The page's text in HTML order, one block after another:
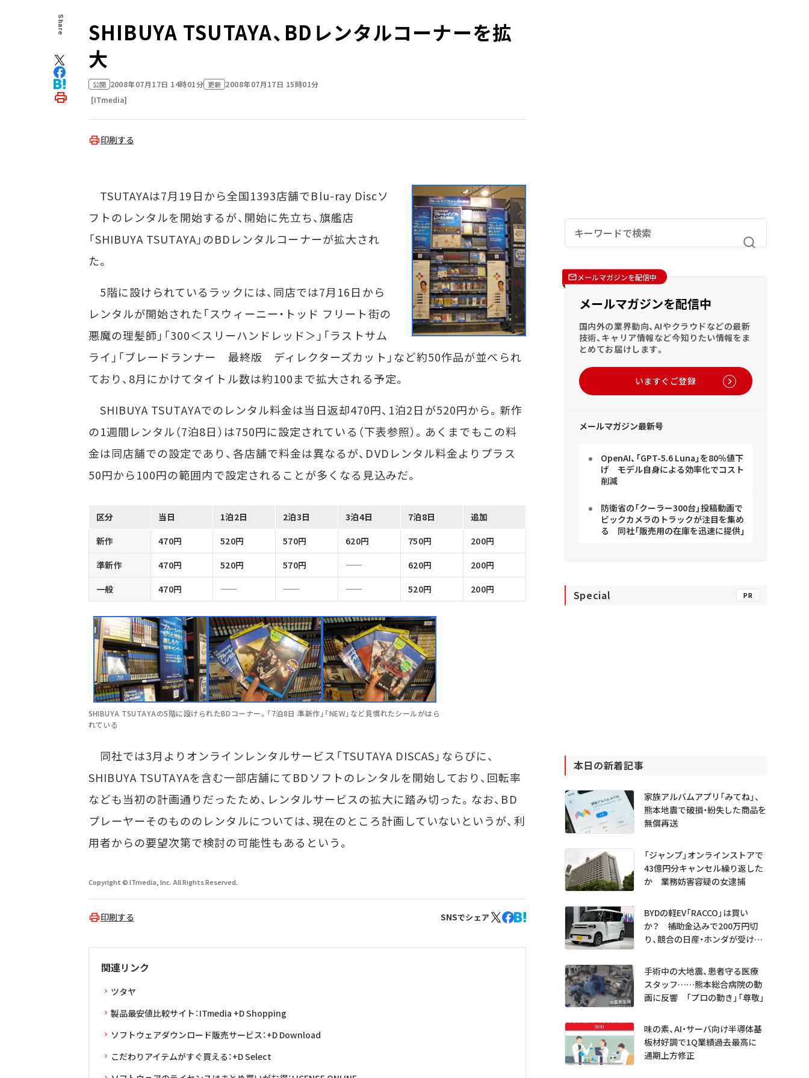
Share
SHIBUYA TSUTAYA、BDレンタルコーナーを拡
大
公開 2008年07月17日 14時01分 更新 2008年07月17日 15時01分
[ITmedia]
印刷する
TSUTAYAは7月19日から全国1393店舗でBlu-ray Discソ
フトのレンタルを開始するが、開始に先立ち、旗艦店
「SHIBUYA TSUTAYA」のBDレンタルコーナーが拡大され
た。
5階に設けられているラックには、同店では7月16日から
レンタルが開始された「スウィーニー・トッド フリート街の
悪魔の理髪師」「300＜スリーハンドレッド＞」「ラストサム
ライ」「ブレードランナー 最終版 ディレクターズカット」など約50作品が並べられ
ており、8月にかけてタイトル数は約100まで拡大される予定。
SHIBUYA TSUTAYAでのレンタル料金は当日返却470円、1泊2日が520円から。新作
の1週間レンタル（7泊8日）は750円に設定されている（下表参照）。あくまでもこの料
金は同店舗での設定であり、各店舗で料金は異なるが、DVDレンタル料金よりプラス
50円から100円の範囲内で設定されることが多くなる見込みだ。
区分 当日 1泊2日 2泊3日 3泊4日 7泊8日
追加
新作
470円 520円 570円 620円 750円
200円
準新作
470円 520円 570円 620円
200円
一般
470円 520円 200円
SHIBUYA TSUTAYAの5階に設けられたBDコーナー。「7泊8日 準新作」「NEW」など見慣れたシールがはら
れている
同社では3月よりオンラインレンタルサービス「TSUTAYA DISCAS」ならびに、
SHIBUYA TSUTAYAを含む一部店舗にてBDソフトのレンタルを開始しており、回転率
なども当初の計画通りだったため、レンタルサービスの拡大に踏み切った。なお、BD
プレーヤーそのもののレンタルについては、現在のところ計画していないというが、利
用者からの要望次第で検討の可能性もあるという。
Copyright © ITmedia, Inc. All Rights Reserved.
印刷する SNSでシェア
関連リンク
ツタヤ
製品最安値比較サイト：ITmedia +D Shopping
ソフトウェアダウンロード販売サービス：+D Download
こだわりアイテムがすぐ買える：+D Select
メールマガジンを配信中
メールマガジンを配信中
国内外の業界動向、AIやクラウドなどの最新
技術、キャリア情報など今知りたい情報をま
とめてお届けします。
いますぐご登録
メールマガジン最新号
OpenAI、「GPT-5.6 Luna」を80％値下
げ モデル自身による効率化でコスト
削減
防衛省の「クーラー300台」投稿動画で
ビックカメラのトラックが注目を集め
る 同社「販売用の在庫を迅速に提供」
Special PR
本日の新着記事
家族アルバムアプリ「みてね」、
熊本地震で破損・紛失した商品を
無償再送
「ジャンプ」オンラインストアで
43億円分キャンセル繰り返した
か 業務妨害容疑の女逮捕
BYDの軽EV「RACCO」は買い
か？ 補助金込みで200万円切
り、競合の日産・ホンダが受ける
手術中の大地震、患者守る医療
スタッフ……熊本総合病院の動
画に反響 「プロの動き」「尊敬」
味の素、AI・サーバ向け半導体基
板材好調で1Q業績過去最高に
通期上方修正